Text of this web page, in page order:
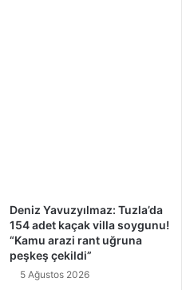
Deniz Yavuzyılmaz: Tuzla’da
154 adet kaçak villa soygunu!
“Kamu arazi rant uğruna
peşkeş çekildi”
5 Ağustos 2026